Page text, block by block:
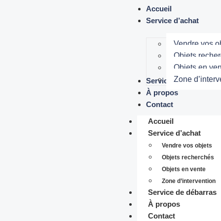
Accueil
Service d’achat
Vendre vos
Objets
Objets en
Zone
Service de débarras
À propos
Contact
Accueil
Service d’achat
Vendre vos objets
Objets recherchés
Objets en vente
Zone d’intervention
Service de débarras
À propos
Contact